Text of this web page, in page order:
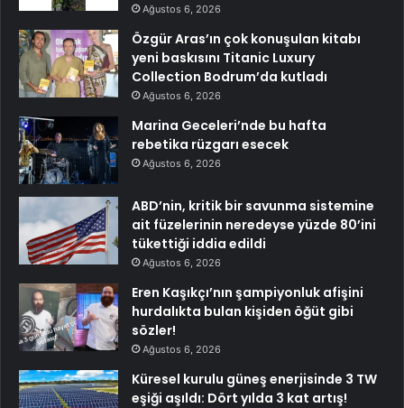
Ağustos 6, 2026
Özgür Aras’ın çok konuşulan kitabı
yeni baskısını Titanic Luxury
Collection Bodrum’da kutladı
Ağustos 6, 2026
Marina Geceleri’nde bu hafta
rebetika rüzgarı esecek
Ağustos 6, 2026
ABD’nin, kritik bir savunma sistemine
ait füzelerinin neredeyse yüzde 80’ini
tükettiği iddia edildi
Ağustos 6, 2026
Eren Kaşıkçı’nın şampiyonluk afişini
hurdalıkta bulan kişiden öğüt gibi
sözler!
Ağustos 6, 2026
Küresel kurulu güneş enerjisinde 3 TW
eşiği aşıldı: Dört yılda 3 kat artış!